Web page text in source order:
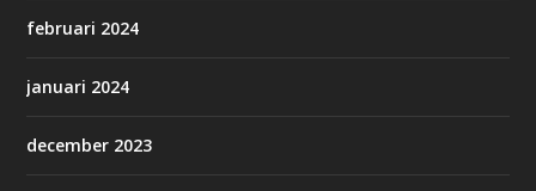
februari 2024
januari 2024
december 2023